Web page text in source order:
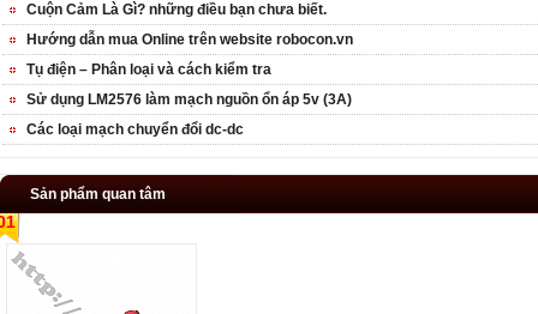
Cuộn Cảm Là Gì? những điều bạn chưa biết.
Hướng dẫn mua Online trên website robocon.vn
Tụ điện – Phân loại và cách kiểm tra
Sử dụng LM2576 làm mạch nguồn ổn áp 5v (3A)
Các loại mạch chuyển đổi dc-dc
Sản phẩm quan tâm